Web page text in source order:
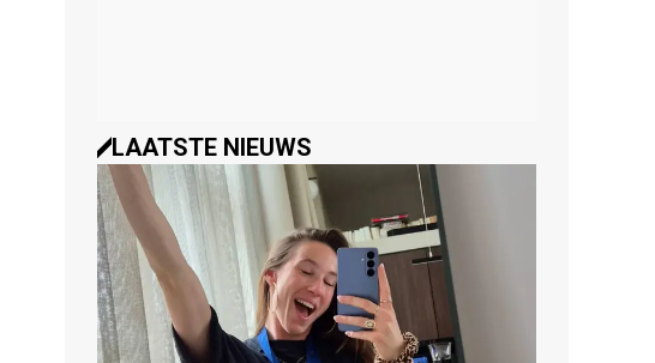
LAATSTE NIEUWS